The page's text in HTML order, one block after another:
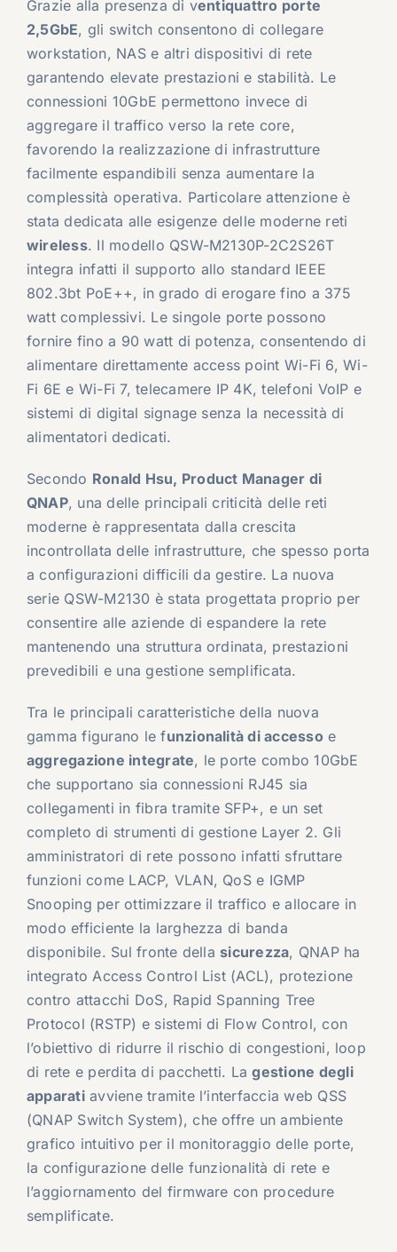
Grazie alla presenza di ventiquattro porte
2,5GbE, gli switch consentono di collegare
workstation, NAS e altri dispositivi di rete
garantendo elevate prestazioni e stabilità. Le
connessioni 10GbE permettono invece di
aggregare il traffico verso la rete core,
favorendo la realizzazione di infrastrutture
facilmente espandibili senza aumentare la
complessità operativa. Particolare attenzione è
stata dedicata alle esigenze delle moderne reti
wireless. Il modello QSW-M2130P-2C2S26T
integra infatti il supporto allo standard IEEE
802.3bt PoE++, in grado di erogare fino a 375
watt complessivi. Le singole porte possono
fornire fino a 90 watt di potenza, consentendo di
alimentare direttamente access point Wi-Fi 6, Wi-
Fi 6E e Wi-Fi 7, telecamere IP 4K, telefoni VoIP e
sistemi di digital signage senza la necessità di
alimentatori dedicati.
Secondo Ronald Hsu, Product Manager di
QNAP, una delle principali criticità delle reti
moderne è rappresentata dalla crescita
incontrollata delle infrastrutture, che spesso porta
a configurazioni difficili da gestire. La nuova
serie QSW-M2130 è stata progettata proprio per
consentire alle aziende di espandere la rete
mantenendo una struttura ordinata, prestazioni
prevedibili e una gestione semplificata.
Tra le principali caratteristiche della nuova
gamma figurano le funzionalità di accesso e
aggregazione integrate, le porte combo 10GbE
che supportano sia connessioni RJ45 sia
collegamenti in fibra tramite SFP+, e un set
completo di strumenti di gestione Layer 2. Gli
amministratori di rete possono infatti sfruttare
funzioni come LACP, VLAN, QoS e IGMP
Snooping per ottimizzare il traffico e allocare in
modo efficiente la larghezza di banda
disponibile. Sul fronte della sicurezza, QNAP ha
integrato Access Control List (ACL), protezione
contro attacchi DoS, Rapid Spanning Tree
Protocol (RSTP) e sistemi di Flow Control, con
l’obiettivo di ridurre il rischio di congestioni, loop
di rete e perdita di pacchetti. Lagestione degli
apparatiavviene tramite l’interfaccia web QSS
(QNAP Switch System), che offre un ambiente
grafico intuitivo per il monitoraggio delle porte,
la configurazione delle funzionalità di rete e
l’aggiornamento del firmware con procedure
semplificate.